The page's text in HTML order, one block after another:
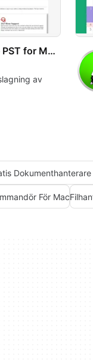
Mailvita Merge PST for Mac Tool
av
Dokumenthanterare
För Mac